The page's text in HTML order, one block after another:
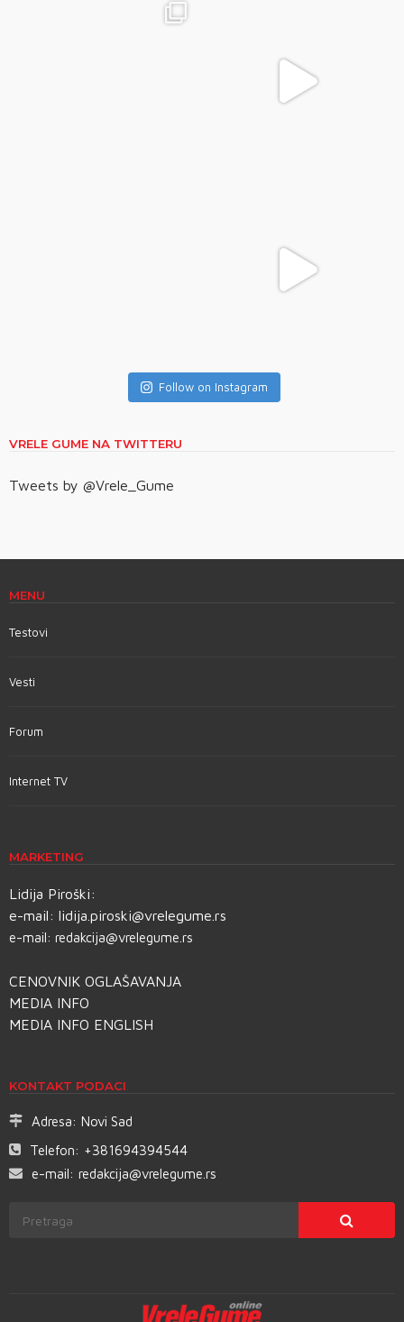
Follow on Instagram
VRELE GUME NA TWITTERU
Tweets by @Vrele_Gume
MENU
Testovi
Vesti
Forum
Internet TV
MARKETING
Lidija Piroški:
e-mail: lidija.piroski@vrelegume.rs
e-mail: redakcija@vrelegume.rs
CENOVNIK OGLAŠAVANJA
MEDIA INFO
MEDIA INFO ENGLISH
KONTAKT PODACI
Adresa: Novi Sad
Telefon: +381694394544
e-mail: redakcija@vrelegume.rs